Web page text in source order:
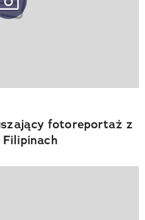
fotoreportaż z